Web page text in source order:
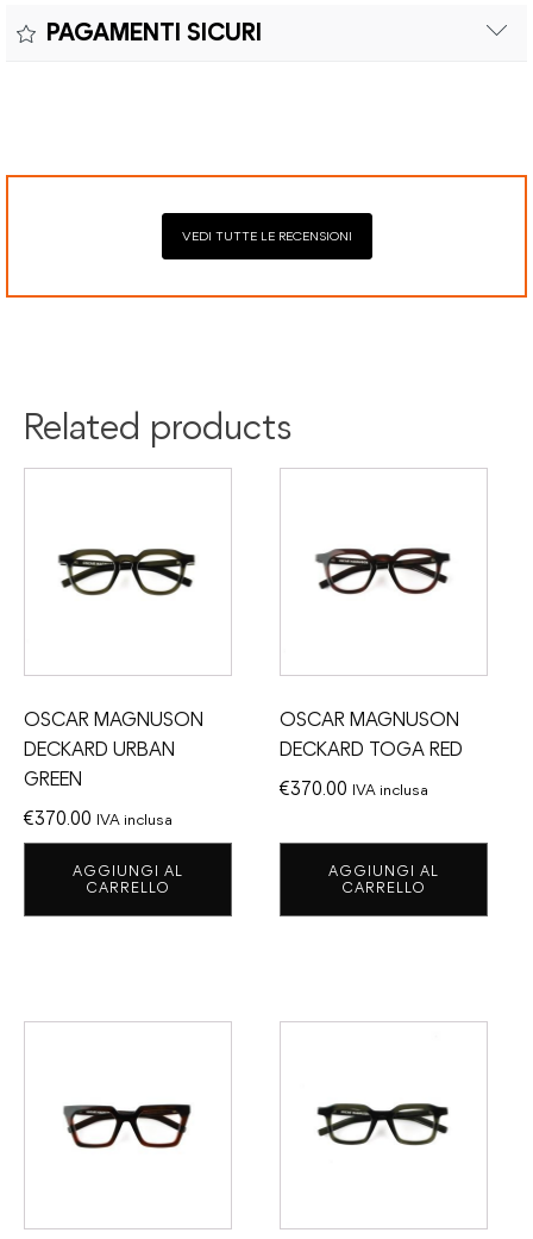
sostituzioni senza costi aggiuntivi.
spedizione e oneri doganali a carico del cliente.
PAGAMENTI SICURI
VEDI TUTTE LE RECENSIONI
Related products
OSCAR MAGNUSON
DECKARD URBAN
GREEN
€370.00 IVA inclusa
AGGIUNGI AL
CARRELLO
OSCAR MAGNUSON
DECKARD TOGA RED
€370.00 IVA inclusa
AGGIUNGI AL
CARRELLO